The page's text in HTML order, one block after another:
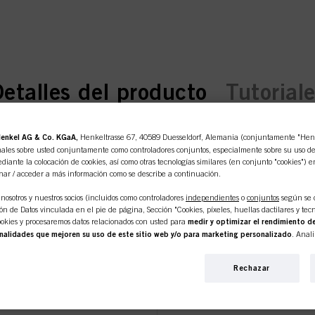
tab:
tab:
del producto
EN EL
línea es de uso exclusivo
profesionales.
AG & Co. KGaA, Henkeltrasse 67, 40589 Duesseldorf, Alemania (conjuntamente
sobre usted conjuntamente como controladores conjuntos, especialmente sobre su uso
la colocación de cookies, así como otras tecnologías similares (en conjunto "cookies")
/ acceder a más información como se describe a continuación.
y nuestros socios (incluidos como controladores independientes o conjuntos según se
de Datos vinculada en el pie de página, Sección "Cookies, píxeles, huellas dactilares y
y procesaremos datos relacionados con usted para medir y optimizar el rendimiento
que mejoren su uso de este sitio web y/o para marketing personalizado .
sobre usted que podrán enriquecerse con datos obtenidos de terceros y otros sitios
Rechazar